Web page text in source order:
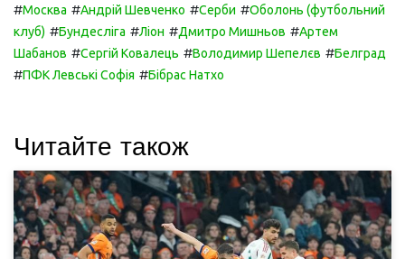
#Москва #Андрій Шевченко #Серби #Оболонь (футбольний
клуб) #Бундесліга #Ліон #Дмитро Мишньов #Артем
Шабанов #Сергій Ковалець #Володимир Шепелєв #Белград
#ПФК Левські Софія #Бібрас Натхо
Читайте також